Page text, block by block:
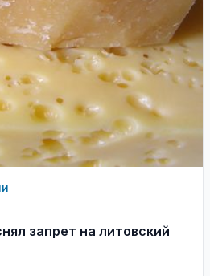
запрет на литовский